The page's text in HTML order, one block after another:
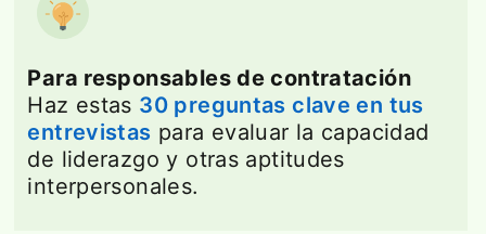
Para responsables de contratación
Haz estas 30 preguntas clave en tus
entrevistas para evaluar la capacidad
de liderazgo y otras aptitudes
interpersonales.